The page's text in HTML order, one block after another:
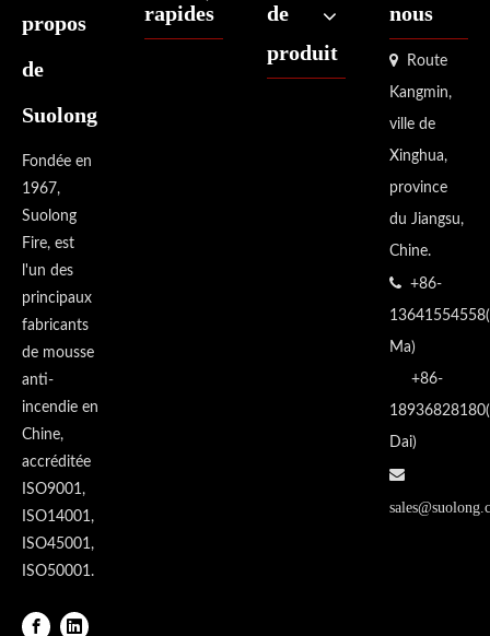
propos
de
Suolong
Fondée en
1967,
Suolong
Fire, est
l'un des
principaux
fabricants
de mousse
anti-
incendie en
Chine,
accréditée
ISO9001,
ISO14001,
ISO45001,
ISO50001.
rapides
de
produit
nous
 Route
Kangmin,
ville de
Xinghua,
province
du Jiangsu,
Chine.
 +86-
Ma)
+86-
Dai)
